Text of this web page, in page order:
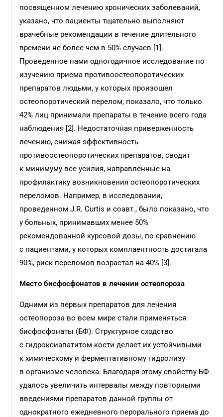
посвященном лечению хронических заболеваний,
указано, что пациенты тщательно выполняют
врачебные рекомендации в течение длительного
времени не более чем в 50% случаев [1].
Проведенное нами одногодичное исследование по
изучению приема противоостеопоротических
препаратов людьми, у которых произошел
остеопоротический перелом, показало, что только
42% лиц принимали препараты в течение всего года
наблюдения [2]. Недостаточная приверженность
лечению, снижая эффективность
противоостеопоротических препаратов, сводит
к минимуму все усилия, направленные на
профилактику возникновения остеопоротических
переломов. Например, в исследовании,
проведенном J.R. Curtis и соавт., было показано, что
у больных, принимавших менее 50%
рекомендованной курсовой дозы, по сравнению
с пациентами, у которых комплаентность достигала
90%, риск переломов возрастал на 40% [3].
Место бисфосфонатов в лечении остеопороза
Одними из первых препаратов для лечения
остеопороза во всем мире стали применяться
бисфосфонаты (БФ). Структурное сходство
с гидроксиапатитом кости делает их устойчивыми
к химическому и ферментативному гидролизу
в организме человека. Благодаря этому свойству БФ
удалось увеличить интервалы между повторными
введениями препаратов данной группы от
однократного ежедневного перорального приема до